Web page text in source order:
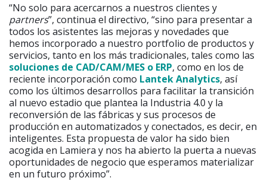
“No solo para acercarnos a nuestros clientes y
partners”, continua el directivo, “sino para presentar a
todos los asistentes las mejoras y novedades que
hemos incorporado a nuestro portfolio de productos y
servicios, tanto en los más tradicionales, tales como las
soluciones de CAD/CAM/MES o ERP, como en los de
reciente incorporación como Lantek Analytics, así
como los últimos desarrollos para facilitar la transición
al nuevo estadio que plantea la Industria 4.0 y la
reconversión de las fábricas y sus procesos de
producción en automatizados y conectados, es decir, en
inteligentes. Esta propuesta de valor ha sido bien
acogida en Lamiera y nos ha abierto la puerta a nuevas
oportunidades de negocio que esperamos materializar
en un futuro próximo”.